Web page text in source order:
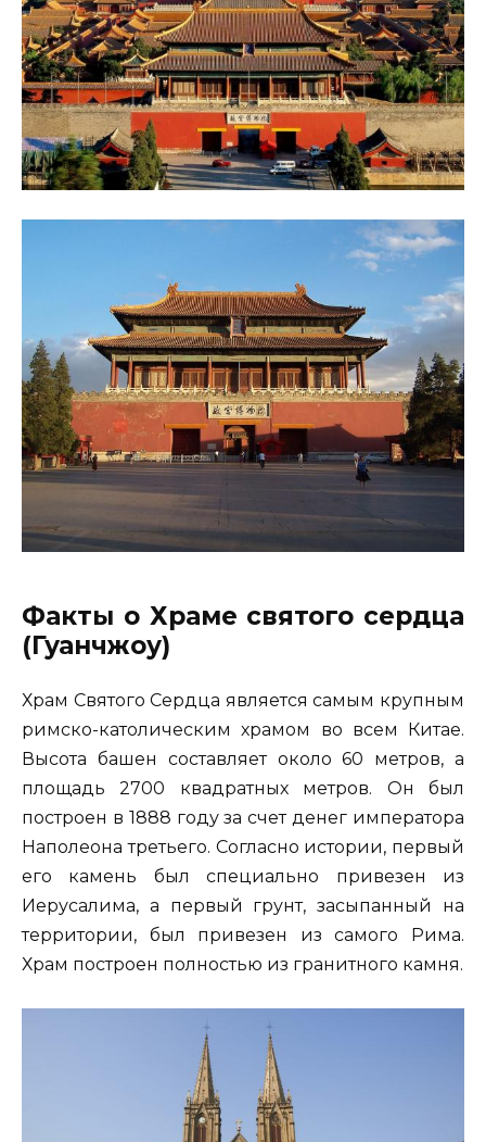
Факты о Храме святого сердца
(Гуанчжоу)
Храм Святого Сердца является самым крупным
римско-католическим храмом во всем Китае.
Высота башен составляет около 60 метров, а
площадь 2700 квадратных метров. Он был
построен в 1888 году за счет денег императора
Наполеона третьего. Согласно истории, первый
его камень был специально привезен из
Иерусалима, а первый грунт, засыпанный на
территории, был привезен из самого Рима.
Храм построен полностью из гранитного камня.